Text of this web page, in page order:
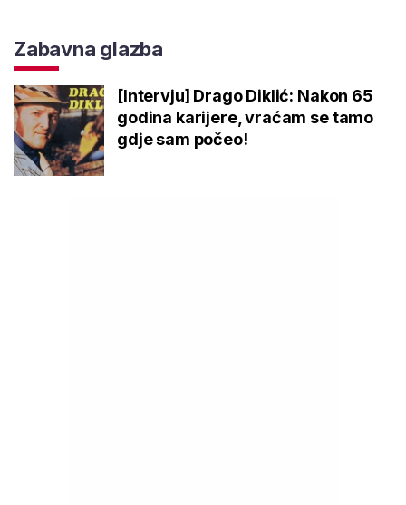
Zabavna glazba
[Intervju] Drago Diklić: Nakon 65
godina karijere, vraćam se tamo
gdje sam počeo!